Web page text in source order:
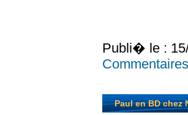
Publi� le :
Paul en BD chez